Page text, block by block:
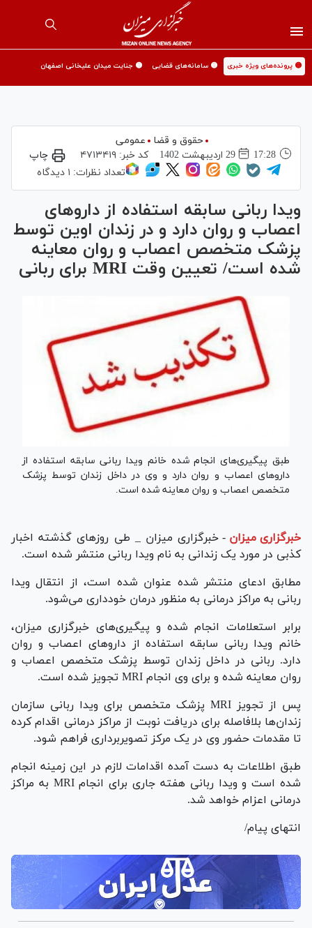
🟡 پرونده‌های ویژه خبری 🟡 سامانه‌های قضایی 🟡 جنایت میدان علیخانی اصفهان
حقوق و قضا
عمومی
17:28
29 ارديبهشت 1402 کد خبر: ۴۷۱۳۴۱۹
چاپ
تعداد نظرات: ۱ دیدگاه
ویدا ربانی سابقه استفاده از دارو‌های
اعصاب و روان دارد و در زندان اوین توسط
پزشک متخصص اعصاب و روان معاینه
شده است/ تعیین وقت MRI برای ربانی
طبق پیگیری‌های انجام شده خانم ویدا ربانی سابقه استفاده از
دارو‌های اعصاب و روان دارد و وی در داخل زندان توسط پزشک
متخصص اعصاب و روان معاینه شده است.
خبرگزاری میزان - خبرگزاری میزان _ طی روز‌های گذشته اخبار
کذبی در مورد یک زندانی به نام ویدا ربانی منتشر شده است.
مطابق ادعای منتشر شده عنوان شده است، از انتقال ویدا
ربانی به مراکز درمانی به منظور درمان خودداری می‌شود.
برابر استعلامات انجام شده و پیگیری‌های خبرگزاری میزان،
خانم ویدا ربانی سابقه استفاده از دارو‌های اعصاب و روان
دارد. ربانی در داخل زندان توسط پزشک متخصص اعصاب و
روان معاینه شده و برای وی انجام MRI تجویز شده است.
پس از تجویز MRI پزشک متخصص برای ویدا ربانی سازمان
زندان‌ها بلافاصله برای دریافت نوبت از مراکز درمانی اقدام کرده
تا مقدمات حضور وی در یک مرکز تصویربرداری فراهم شود.
طبق اطلاعات به دست آمده اقدامات لازم در این زمینه انجام
شده است و ویدا ربانی هفته جاری برای انجام MRI به مراکز
درمانی اعزام خواهد شد.
انتهای پیام/